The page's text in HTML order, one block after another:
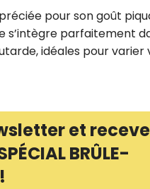
pour son goût
s’intègre parfaitement
idéales pour varier
et
BRÛLE-